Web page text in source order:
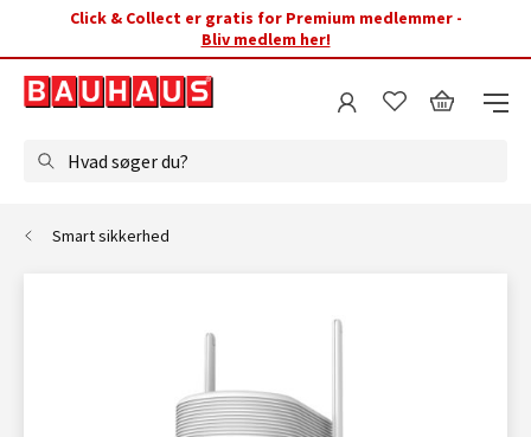
Click & Collect er gratis for Premium medlemmer -
Bliv medlem her!
Hvad søger du?
Smart sikkerhed